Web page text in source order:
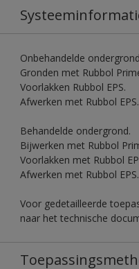
Onbehandelde
Gronden met Rubbol
Voorlakken Rubbol EPS.
Afwerken met Rubbol EPS.
Behandelde ondergrond.
Bijwerken met Rubbol
Voorlakken met Rubbol
Afwerken met Rubbol EPS.
Voor gedetailleerde
naar het technische